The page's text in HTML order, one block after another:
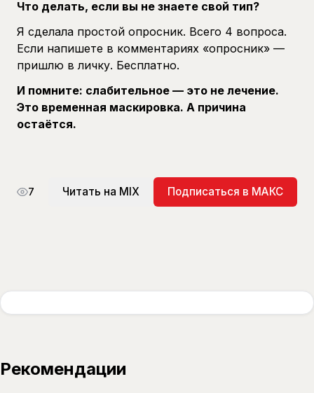
Что делать, если вы не знаете свой тип?
Я сделала простой опросник. Всего 4 вопроса.
Если напишете в комментариях «опросник» —
пришлю в личку. Бесплатно.
И помните: слабительное — это не лечение.
Это временная маскировка. А причина
остаётся.
7 Читать на MIX Подписаться в МАКС
Рекомендации